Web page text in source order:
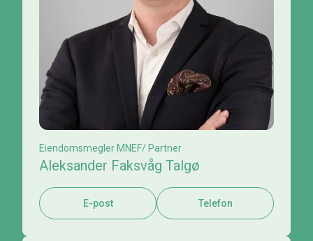
Eiendomsmegler MNEF/ Partner
Aleksander Faksvåg Talgø
E-post Telefon